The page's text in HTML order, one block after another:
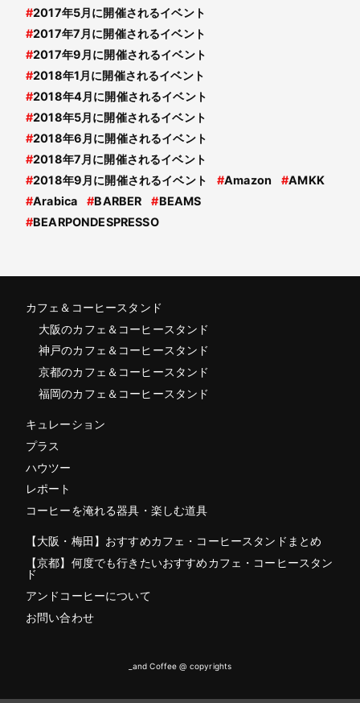
#2017年5月に開催されるイベント
#2017年7月に開催されるイベント
#2017年9月に開催されるイベント
#2018年1月に開催されるイベント
#2018年4月に開催されるイベント
#2018年5月に開催されるイベント
#2018年6月に開催されるイベント
#2018年7月に開催されるイベント
#2018年9月に開催されるイベント #Amazon #AMKK
#Arabica #BARBER #BEAMS
#BEARPONDESPRESSO
カフェ＆コーヒースタンド
大阪のカフェ＆コーヒースタンド
神戸のカフェ＆コーヒースタンド
京都のカフェ＆コーヒースタンド
福岡のカフェ＆コーヒースタンド
キュレーション
プラス
ハウツー
レポート
コーヒーを淹れる器具・楽しむ道具
【大阪・梅田】おすすめカフェ・コーヒースタンドまとめ
【京都】何度でも行きたいおすすめカフェ・コーヒースタン
ド
アンドコーヒーについて
お問い合わせ
_and Coffee @ copyrights